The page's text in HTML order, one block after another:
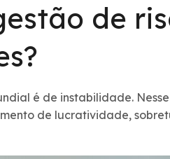
de
é de instabilidade.
de lucratividade,